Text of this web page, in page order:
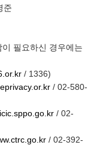
준
필요하신 경우에는
/ 1336)
/ 02-580-
icic.sppo.go.kr / 02-
/ 02-392-